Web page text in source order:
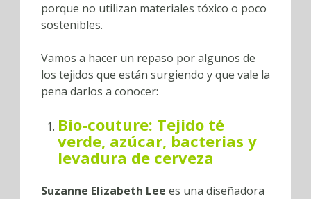
porque no utilizan materiales tóxico o poco
sostenibles.
Vamos a hacer un repaso por algunos de
los tejidos que están surgiendo y que vale la
pena darlos a conocer:
Bio-couture: Tejido té
verde, azúcar, bacterias y
levadura de cerveza
Suzanne Elizabeth Lee es una diseñadora